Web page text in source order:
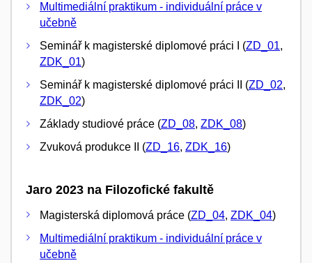
Multimediální praktikum - individuální práce v
učebně
Seminář k magisterské diplomové práci I (ZD_01,
ZDK_01)
Seminář k magisterské diplomové práci II (ZD_02,
ZDK_02)
Základy studiové práce (ZD_08, ZDK_08)
Zvuková produkce II (ZD_16, ZDK_16)
Jaro 2023 na Filozofické fakultě
Magisterská diplomová práce (ZD_04, ZDK_04)
Multimediální praktikum - individuální práce v
učebně